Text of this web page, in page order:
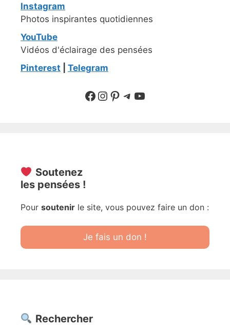
Instagram
Photos inspirantes quotidiennes
YouTube
Vidéos d'éclairage des pensées
Pinterest
Telegram
Suivre sur Facebook
Suivre sur Instagram
Pinterest
Sur Telegram
YouTube
Soutenez
les pensées !
Pour soutenir le site, vous pouvez faire un don :
Je fais un don !
Rechercher